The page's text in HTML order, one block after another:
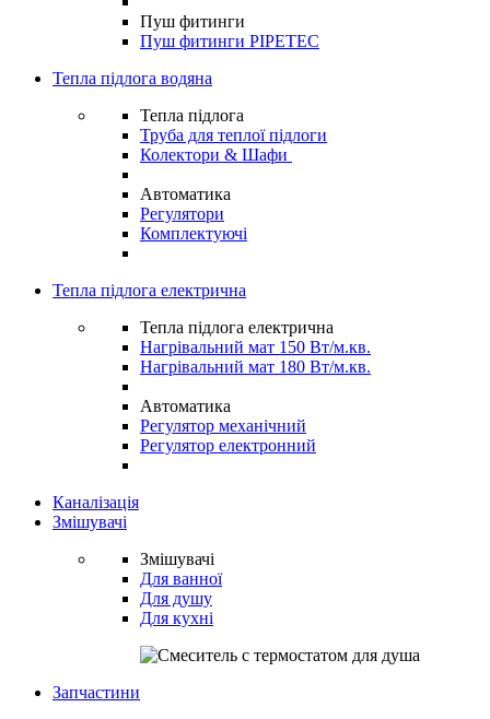
Пуш фитинги
Пуш фитинги PIPETEC
Тепла підлога водяна
Тепла підлога
Труба для теплої підлоги
Колектори & Шафи
Автоматика
Регулятори
Комплектуючі
Тепла підлога електрична
Тепла підлога електрична
Нагрівальний мат 150 Вт/м.кв.
Нагрівальний мат 180 Вт/м.кв.
Автоматика
Регулятор механічний
Регулятор електронний
Каналізація
Змішувачі
Змішувачі
Для ванної
Для душу
Для кухні
Запчастини